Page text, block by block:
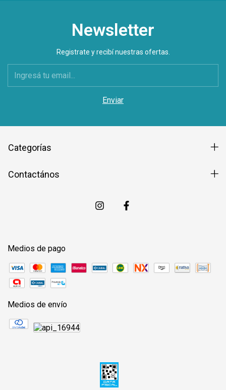
Newsletter
Registrate y recibí nuestras ofertas.
Categorías
Contactános
Medios de pago
Medios de envío